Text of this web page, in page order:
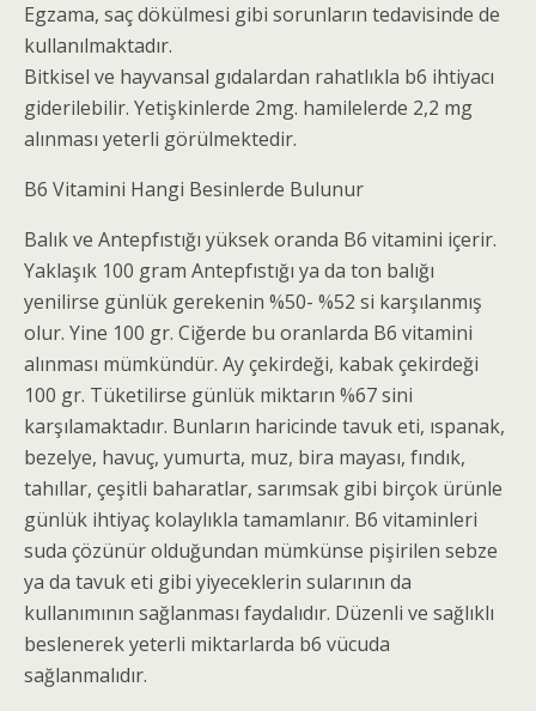
Egzama, saç dökülmesi gibi sorunların tedavisinde de
kullanılmaktadır.
Bitkisel ve hayvansal gıdalardan rahatlıkla b6 ihtiyacı
giderilebilir. Yetişkinlerde 2mg. hamilelerde 2,2 mg
alınması yeterli görülmektedir.
B6 Vitamini Hangi Besinlerde Bulunur
Balık ve Antepfıstığı yüksek oranda B6 vitamini içerir.
Yaklaşık 100 gram Antepfıstığı ya da ton balığı
yenilirse günlük gerekenin %50- %52 si karşılanmış
olur. Yine 100 gr. Ciğerde bu oranlarda B6 vitamini
alınması mümkündür. Ay çekirdeği, kabak çekirdeği
100 gr. Tüketilirse günlük miktarın %67 sini
karşılamaktadır. Bunların haricinde tavuk eti, ıspanak,
bezelye, havuç, yumurta, muz, bira mayası, fındık,
tahıllar, çeşitli baharatlar, sarımsak gibi birçok ürünle
günlük ihtiyaç kolaylıkla tamamlanır. B6 vitaminleri
suda çözünür olduğundan mümkünse pişirilen sebze
ya da tavuk eti gibi yiyeceklerin sularının da
kullanımının sağlanması faydalıdır. Düzenli ve sağlıklı
beslenerek yeterli miktarlarda b6 vücuda
sağlanmalıdır.